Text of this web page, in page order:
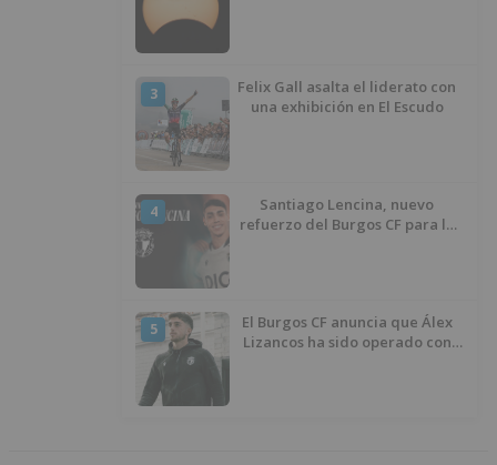
3
Felix Gall asalta el liderato con
una exhibición en El Escudo
4
Santiago Lencina, nuevo
refuerzo del Burgos CF para la
5
El Burgos CF anuncia que Álex
Lizancos ha sido operado con